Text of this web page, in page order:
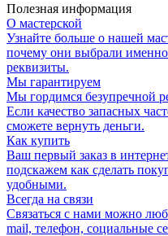
Полезная информация
О мастерской
Узнайте больше о нашей
почему они выбрали
реквизиты.
Мы гарантируем
Мы гордимся безупречной
Если качество запасных
сможете вернуть деньги.
Как купить
Ваш первый заказ в
подскажем как сделать
удобными.
Всегда на связи
Связаться с нами можно
mail, телефон, социальные